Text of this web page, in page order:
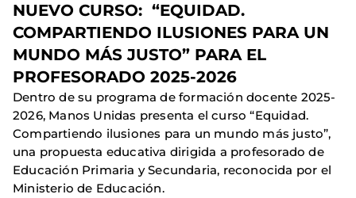
NUEVO CURSO: “EQUIDAD.
COMPARTIENDO ILUSIONES PARA UN
MUNDO MÁS JUSTO” PARA EL
PROFESORADO 2025-2026
Dentro de su programa de formación docente 2025-
2026, Manos Unidas presenta el curso “Equidad.
Compartiendo ilusiones para un mundo más justo”,
una propuesta educativa dirigida a profesorado de
Educación Primaria y Secundaria, reconocida por el
Ministerio de Educación.